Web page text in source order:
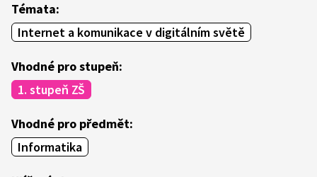
Témata:
Internet a komunikace v digitálním světě
Vhodné pro stupeň:
1. stupeň ZŠ
Vhodné pro předmět:
Informatika